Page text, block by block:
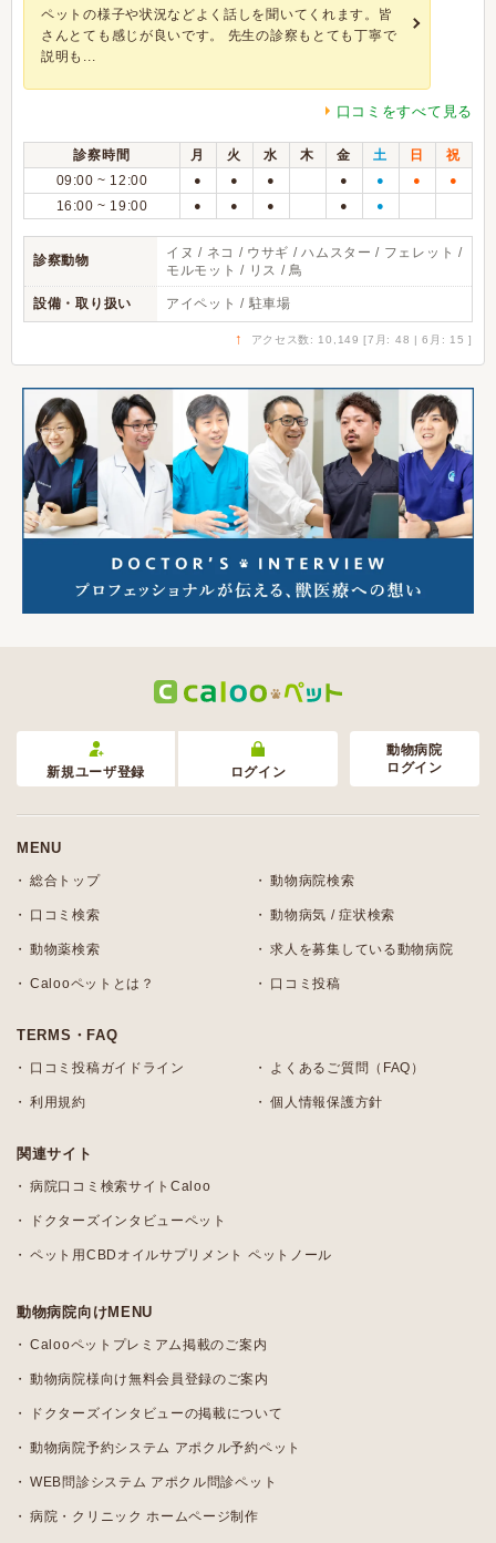
ペットの様子や状況などよく話しを聞いてくれます。皆
さんとても感じが良いです。 先生の診察もとても丁寧で
説明も...
口コミをすべて見る
診察時間 月 火 水 木 金 土 日
祝
09:00 ~ 12:00
● ● ● ● ● ● ●
16:00 ~ 19:00 ● ● ● ● ●
診察動物
イヌ / ネコ / ウサギ / ハムスター / フェレット /
モルモット / リス / 鳥
設備・取り扱い アイペット / 駐車場
↑ アクセス数: 10,149 [7月: 48 | 6月: 15 ]
新規ユーザ登録 ログイン
動物病院
ログイン
MENU
総合トップ 動物病院検索
口コミ検索 動物病気 / 症状検索
動物薬検索 求人を募集している動物病院
Calooペットとは？ 口コミ投稿
TERMS・FAQ
口コミ投稿ガイドライン よくあるご質問（FAQ）
利用規約 個人情報保護方針
関連サイト
病院口コミ検索サイトCaloo
ドクターズインタビューペット
ペット用CBDオイルサプリメント ペットノール
動物病院向けMENU
Calooペットプレミアム掲載のご案内
動物病院様向け無料会員登録のご案内
ドクターズインタビューの掲載について
動物病院予約システム アポクル予約ペット
WEB問診システム アポクル問診ペット
病院・クリニック ホームページ制作